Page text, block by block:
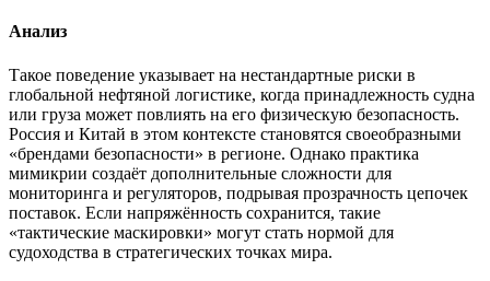
Анализ
Такое поведение указывает на нестандартные риски в
глобальной нефтяной логистике, когда принадлежность судна
или груза может повлиять на его физическую безопасность.
Россия и Китай в этом контексте становятся своеобразными
«брендами безопасности» в регионе. Однако практика
мимикрии создаёт дополнительные сложности для
мониторинга и регуляторов, подрывая прозрачность цепочек
поставок. Если напряжённость сохранится, такие
«тактические маскировки» могут стать нормой для
судоходства в стратегических точках мира.